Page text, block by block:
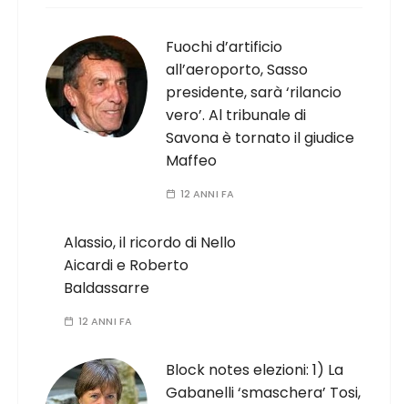
Fuochi d’artificio
all’aeroporto, Sasso
presidente, sarà ‘rilancio
vero’. Al tribunale di
Savona è tornato il giudice
Maffeo
12 ANNI FA
Alassio, il ricordo di Nello
Aicardi e Roberto
Baldassarre
12 ANNI FA
Block notes elezioni: 1) La
Gabanelli ‘smaschera’ Tosi,